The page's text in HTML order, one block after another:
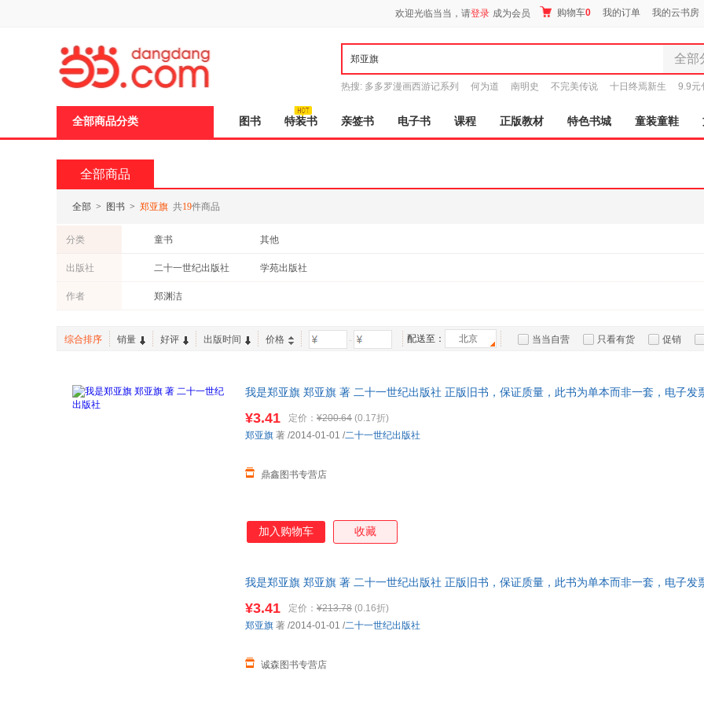
欢迎光临当当，请登录 成为会员 购物车0 我的订单 我的云书房
全部
全部
图书
电子书
鞋
热搜: 多多罗漫画西游记系列 何为道 南明史 不完美传说 十日终焉新生 9.9元
全部商品分类 图书 特装书 亲签书 电子书 课程 正版教材 特色书城 童装童鞋
全部商品
全部 > 图书 > 郑亚旗 共19件商品
分类 童书 其他
出版社 二十一世纪出版社 学苑出版社
作者 郑渊洁
综合排序 销量 好评 出版时间 价格 - 配送至： 北京 当当自营 只看有货 促销
我是郑亚旗 郑亚旗 著 二十一世纪出版社 正版旧书，保证质量，此书为单本而非一套，电子发
¥3.41 定价： ¥200.64 (0.17折)
鼎鑫图书专营店
郑亚旗 著 /2014-01-01 /二十一世纪出版社
加入购物车 收藏
我是郑亚旗 郑亚旗 著 二十一世纪出版社 正版旧书，保证质量，此书为单本而非一套，电子发
¥3.41 定价： ¥213.78 (0.16折)
诚森图书专营店
郑亚旗 著 /2014-01-01 /二十一世纪出版社
页